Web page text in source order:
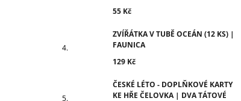
55 Kč
ZVÍŘÁTKA V TUBĚ OCEÁN (12 KS) |
FAUNICA
129 Kč
ČESKÉ LÉTO - DOPLŇKOVÉ KARTY
KE HŘE ČELOVKA | DVA TÁTOVÉ